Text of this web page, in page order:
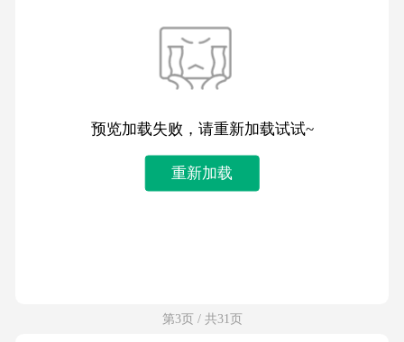
预览加载失败，请重新加载试试~
重新加载
第3页 / 共31页